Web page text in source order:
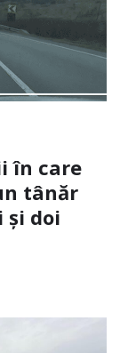
în care
tânăr
și doi